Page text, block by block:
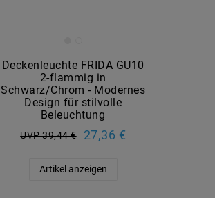
Deckenleuchte FRIDA GU10
2-flammig in
Schwarz/Chrom - Modernes
Design für stilvolle
Beleuchtung
UVP 39,44 € 27,36 €
Artikel anzeigen